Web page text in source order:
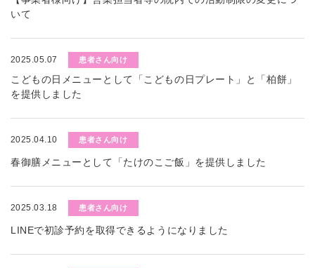
いて
2025.05.07 患者さん向け
こどもの日メニューとして「こどもの日プレート」と「柏餅」
を提供しました
2025.04.10 患者さん向け
春御膳メニューとして「たけのこご飯」を提供しました
2025.03.18 患者さん向け
LINEで初診予約を取得できるようになりました